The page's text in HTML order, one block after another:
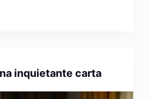
inquietante carta